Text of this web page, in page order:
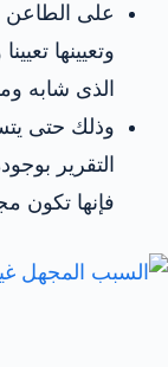
على الطاعن
وتعيينها
الذى شابه
وذلك حتى
التقرير
فإنها تكون